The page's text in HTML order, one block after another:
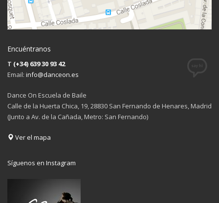
Encuéntranos
T (+34) 639 30 93 42
Email: info@danceon.es
Dance On Escuela de Baile
Calle de la Huerta Chica, 19, 28830 San Fernando de Henares, Madrid
(Junto a Av. de la Cañada, Metro: San Fernando)
Ver el mapa
Síguenos en Instagram